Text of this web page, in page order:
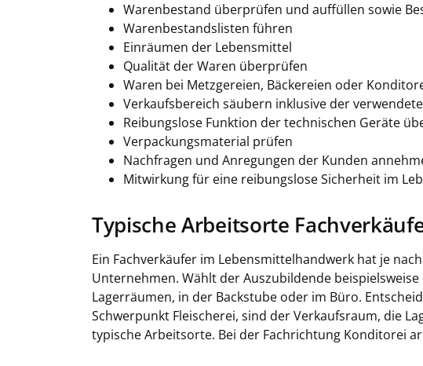
Warenbestand überprüfen und auffüllen sowie
Warenbestandslisten führen
Einräumen der Lebensmittel
Qualität der Waren überprüfen
Waren bei Metzgereien, Bäckereien oder
Verkaufsbereich säubern inklusive der
Reibungslose Funktion der technischen Geräte
Verpackungsmaterial prüfen
Nachfragen und Anregungen der Kunden
Mitwirkung für eine reibungslose Sicherheit im
Typische Arbeitsorte
Ein Fachverkäufer im Lebensmittelhandwerk hat je
Unternehmen. Wählt der Auszubildende
Lagerräumen, in der Backstube oder im Büro.
Schwerpunkt Fleischerei, sind der Verkaufsraum, die
typische Arbeitsorte. Bei der Fachrichtung Konditorei